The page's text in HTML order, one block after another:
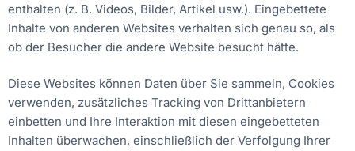
enthalten (z. B. Videos, Bilder, Artikel usw.). Eingebettete
Inhalte von anderen Websites verhalten sich genau so, als
ob der Besucher die andere Website besucht hätte.
Diese Websites können Daten über Sie sammeln, Cookies
verwenden, zusätzliches Tracking von Drittanbietern
einbetten und Ihre Interaktion mit diesen eingebetteten
Inhalten überwachen, einschließlich der Verfolgung Ihrer